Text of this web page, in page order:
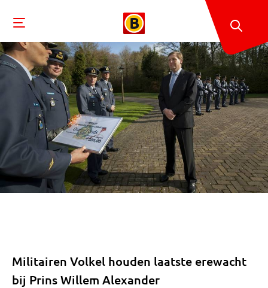
Militairen Volkel houden laatste erewacht
bij Prins Willem Alexander